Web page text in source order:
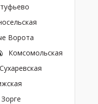
Ворота
Комсомольская
Сухаревская
Зорге